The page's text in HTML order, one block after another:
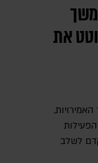
את
לשלב